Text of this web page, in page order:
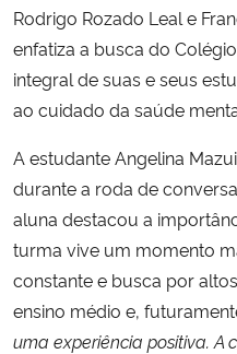
Secretaria de Governo
Gabinete de Segurança Institucional
Banco Central do Brasil
Planalto
Rodrigo Rozado Leal e
enfatiza a busca do
integral de suas e seus
ao cuidado da saúde
A estudante Angelina
durante a roda de
aluna destacou a
turma vive um momento
constante e busca por
ensino médio e,
uma experiência positiva. A